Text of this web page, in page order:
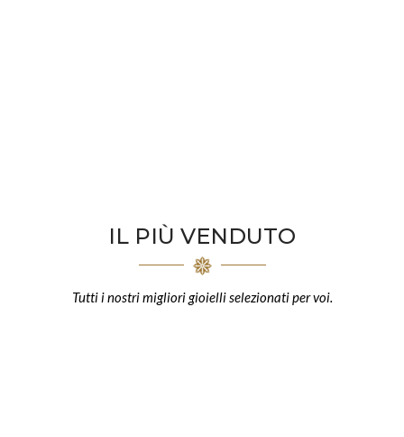
IL PIÙ VENDUTO
Tutti i nostri migliori gioielli selezionati per voi.